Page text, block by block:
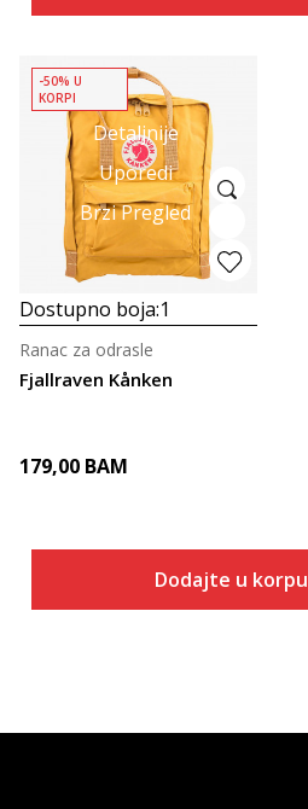
Detaljnije
Uporedi
Brzi Pregled
-50% U
KORPI
Dostupno boja:1
Fjallraven Kånken
Ranac za odrasle
179,00 BAM
Dodajte u korpu